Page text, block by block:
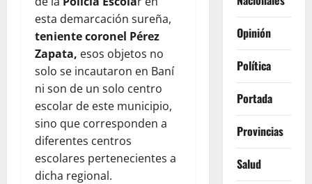
esta demarcación sureña,
teniente coronel Pérez
Zapata, esos objetos no
solo se incautaron en Baní
ni son de un solo centro
escolar de este municipio,
sino que corresponden a
diferentes centros
escolares pertenecientes a
dicha regional.
Opinión
Política
Portada
Provincias
Salud